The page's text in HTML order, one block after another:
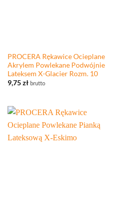
PROCERA Rękawice Ocieplane
Akrylem Powlekane Podwójnie
Lateksem X-Glacier Rozm. 10
9,75zł brutto